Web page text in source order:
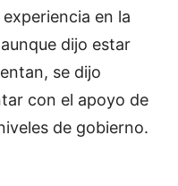
en la
dijo estar
se dijo
con el apoyo de
de gobierno.